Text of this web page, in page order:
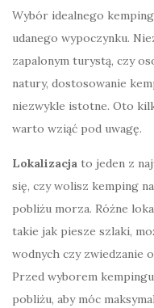
Wybór idealnego
udanego wypoczynku.
zapalonym turystą, czy
natury, dostosowanie
niezwykle istotne. Oto
warto wziąć pod uwagę.
Lokalizacja to jeden z
się, czy wolisz kemping
pobliżu morza. Różne
takie jak piesze szlaki,
wodnych czy zwiedzanie
Przed wyborem
pobliżu, aby móc